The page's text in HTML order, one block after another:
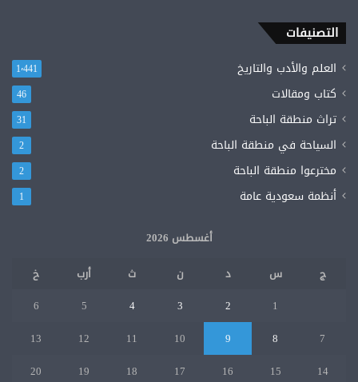
التصنيفات
العلم والأدب والتاريخ 1٬441
كتاب ومقالات 46
تراث منطقة الباحة 31
السياحة في منطقة الباحة 2
مخترعوا منطقة الباحة 2
أنظمة سعودية عامة 1
أغسطس 2026
ج
س د ن ث أرب
خ
1
2
3
4
5
6
7
8
9
10
11
12
13
14
15
16
17
18
19
20